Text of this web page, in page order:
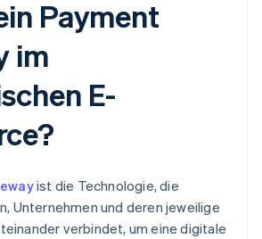
Payment
im
E-
ist die Technologie, die
Unternehmen und deren jeweilige
verbindet, um eine digitale